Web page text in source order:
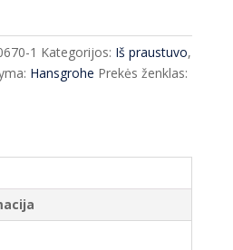
1 Kategorijos: Iš praustuvo,
Hansgrohe Prekės ženklas: